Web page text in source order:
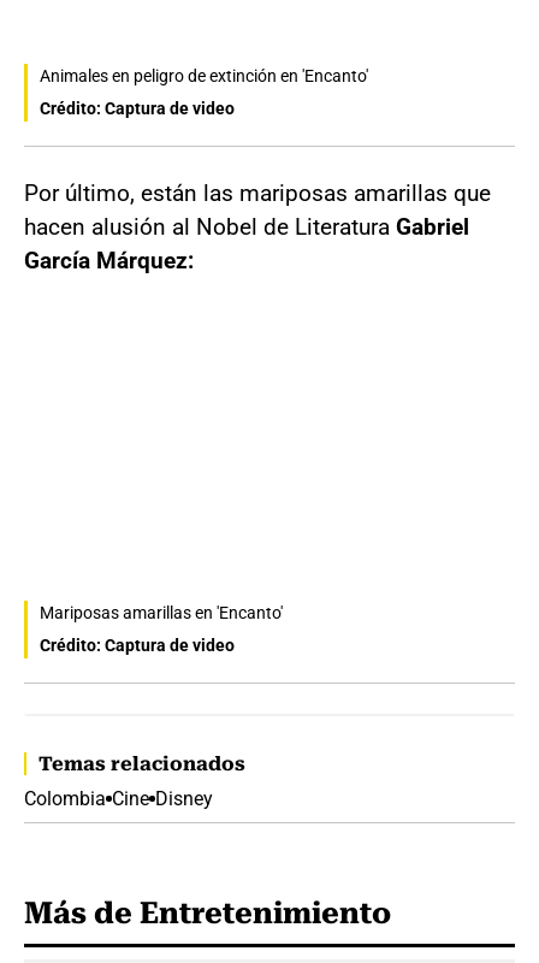
Animales en peligro de extinción en 'Encanto'
Crédito: Captura de video
Por último, están las mariposas amarillas que
hacen alusión al Nobel de Literatura Gabriel
García Márquez:
Mariposas amarillas en 'Encanto'
Crédito: Captura de video
Temas relacionados
Colombia Cine Disney
Más de Entretenimiento